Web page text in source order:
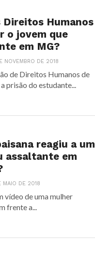
Direitos Humanos
o jovem que
em MG?
NOVEMBRO DE 2018
de Direitos Humanos de
prisão do estudante...
reagiu a um
assaltante em
MAIO DE 2018
vídeo de uma mulher
frente a...